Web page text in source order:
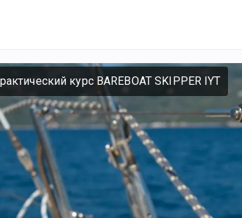
курс BAREBOAT SKIPPER IYT